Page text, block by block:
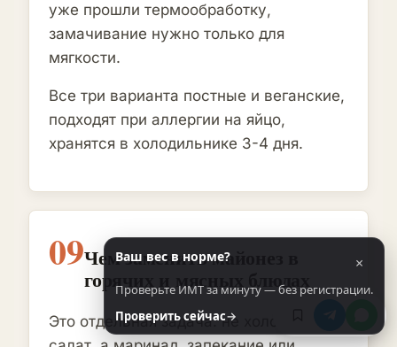
уже прошли термообработку,
замачивание нужно только для
мягкости.
Все три варианта постные и веганские,
подходят при аллергии на яйцо,
хранятся в холодильнике 3-4 дня.
09Чем заменить майонез в
горячих и мясных блюдах
Это отдельная задача: не холодный
Ваш вес в норме? ×
Проверьте ИМТ за минуту — без регистрации.
Проверить сейчас→